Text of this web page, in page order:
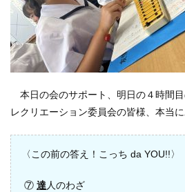
本日の会のサポート、明日の４時間
レクリエーション委員会の皆様、本当
〈この前の答え！こっち da YOU!!〉
⑦ 達人のわざ